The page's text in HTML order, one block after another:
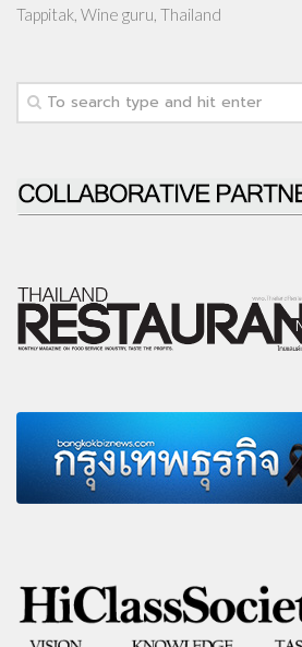
Tappitak, Wine guru, Thailand